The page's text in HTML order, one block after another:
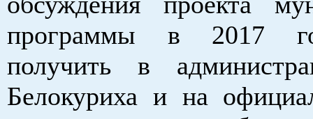
программы в 2017
получить в
Белокуриха и на